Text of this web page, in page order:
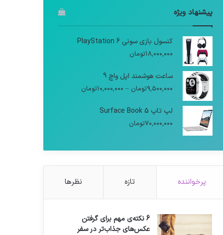
پیشنهاد ویژه
کنسول بازی سونی PlayStation 6
۱۸,۰۰۰,۰۰۰تومان
ساعت هوشمند اپل واچ 9
۹,۵۰۰,۰۰۰تومان – ۱۰,۰۰۰,۰۰۰تومان
لپ تاپ Surface Book 5
۷۰,۰۰۰,۰۰۰تومان
پرخواننده تازه نظرها
6 نکته‌ی مهم برای گرفتن
عکس‌های جذاب‌تر در سفر